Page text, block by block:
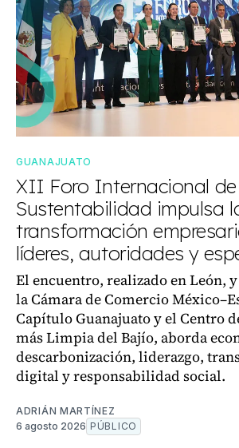
GUANAJUATO
XII Foro Internacional de
Sustentabilidad impulsa
transformación
líderes, autoridades y
El encuentro, realizado en León,
la Cámara de Comercio
Capítulo Guanajuato y el Centro
más Limpia del Bajío, aborda
descarbonización, liderazgo,
digital y responsabilidad social.
ADRIÁN MARTÍNEZ
6 agosto 2026 PÚBLICO